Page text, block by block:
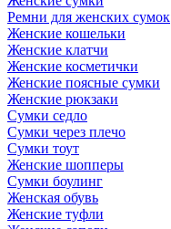
Ремни для женских сумок
Женские кошельки
Женские клатчи
Женские косметички
Женские поясные сумки
Женские рюкзаки
Сумки седло
Сумки через плечо
Сумки тоут
Женские шопперы
Сумки боулинг
Женская обувь
Женские туфли